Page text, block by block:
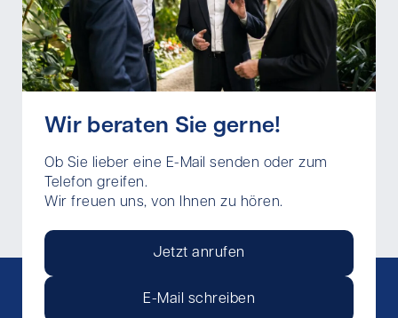
Wir beraten Sie gerne!
Ob Sie lieber eine E-Mail senden oder zum
Telefon greifen.
Wir freuen uns, von Ihnen zu hören.
Jetzt anrufen
E-Mail schreiben